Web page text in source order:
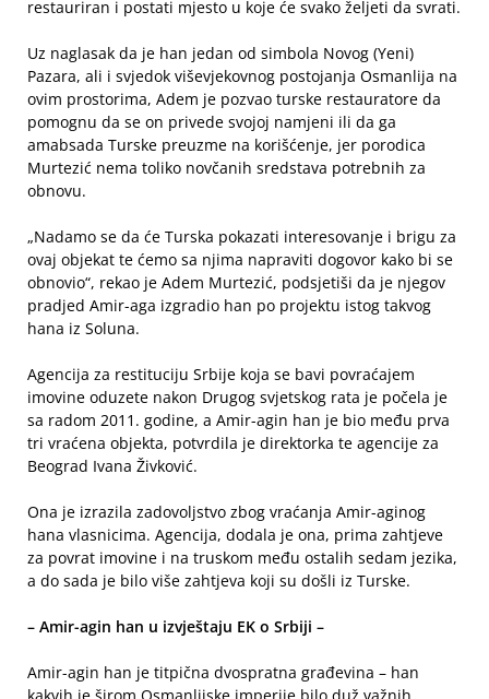
restauriran i postati mjesto u koje će svako željeti da svrati.
Uz naglasak da je han jedan od simbola Novog (Yeni)
Pazara, ali i svjedok viševjekovnog postojanja Osmanlija na
ovim prostorima, Adem je pozvao turske restauratore da
pomognu da se on privede svojoj namjeni ili da ga
amabsada Turske preuzme na korišćenje, jer porodica
Murtezić nema toliko novčanih sredstava potrebnih za
obnovu.
„Nadamo se da će Turska pokazati interesovanje i brigu za
ovaj objekat te ćemo sa njima napraviti dogovor kako bi se
obnovio“, rekao je Adem Murtezić, podsjetiši da je njegov
pradjed Amir-aga izgradio han po projektu istog takvog
hana iz Soluna.
Agencija za restituciju Srbije koja se bavi povraćajem
imovine oduzete nakon Drugog svjetskog rata je počela je
sa radom 2011. godine, a Amir-agin han je bio među prva
tri vraćena objekta, potvrdila je direktorka te agencije za
Beograd Ivana Živković.
Ona je izrazila zadovoljstvo zbog vraćanja Amir-aginog
hana vlasnicima. Agencija, dodala je ona, prima zahtjeve
za povrat imovine i na truskom među ostalih sedam jezika,
a do sada je bilo više zahtjeva koji su došli iz Turske.
– Amir-agin han u izvještaju EK o Srbiji –
Amir-agin han je titpična dvospratna građevina – han